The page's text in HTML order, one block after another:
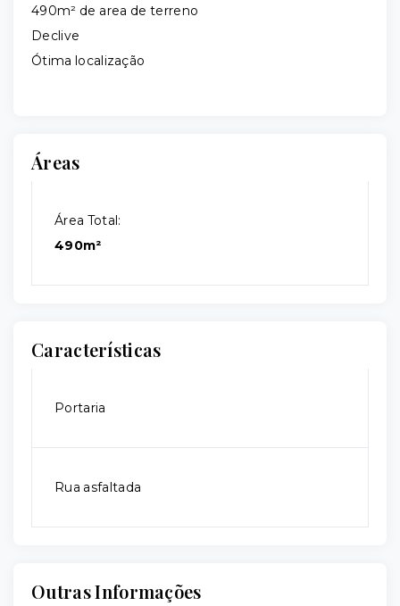
490m² de area de terreno
Declive
Ótima localização
Áreas
Área Total:
490m²
Características
Portaria
Rua asfaltada
Outras Informações